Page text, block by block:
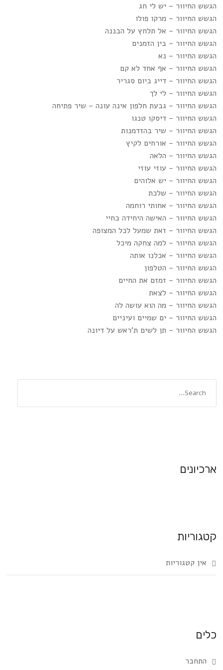
הגשש החיוור – יש לי חג
הגשש החיוור – מרקו פולו
הגשש החיוור – אל תלחץ על הבננה
הגשש החיוור – בין הזמנים
הגשש החיוור – נא
הגשש החיוור – אף אחד לא קם
הגשש החיוור – דייג ביום סגריר
הגשש החיוור – לי לך
הגשש החיוור – גבעת חלפון אינה עונה – שיר פתיחה
הגשש החיוור – דיסקו טנגו
הגשש החיוור – שיר בהזדמנות
הגשש החיוור – אורחים לקיץ
הגשש החיוור – הלאה
הגשש החיוור – עוזי עוזי
הגשש החיוור – יש אלוהים
הגשש החיוור – שלכת
הגשש החיוור – אחותי רוחמה
הגשש החיוור – האישה היחידה בחיי
הגשש החיוור – זאת שמעל לכל המצופה
הגשש החיוור – למה צחקה מיכל
הגשש החיוור – אכלנו אותה
הגשש החיוור – הטלפון
הגשש החיוור – זמזם את החיים
הגשש החיוור – לצאת
הגשש החיוור – מה הוא עושה לה
הגשש החיוור – ים שמיים ועיניים
הגשש החיוור – תן לשים ת’ראש על דיונה
ארכיונים
קטגוריות
אין קטגוריות
כלים
התחבר